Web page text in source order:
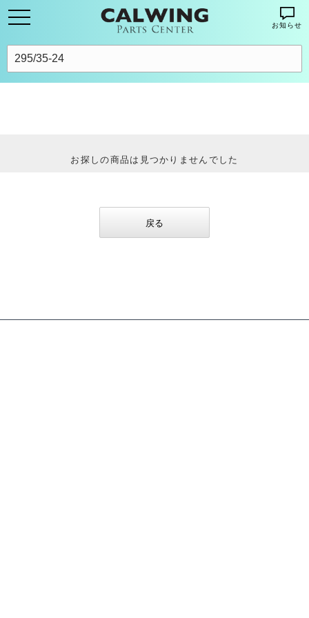
お知らせ
お探しの商品は見つかりませんでした
戻る